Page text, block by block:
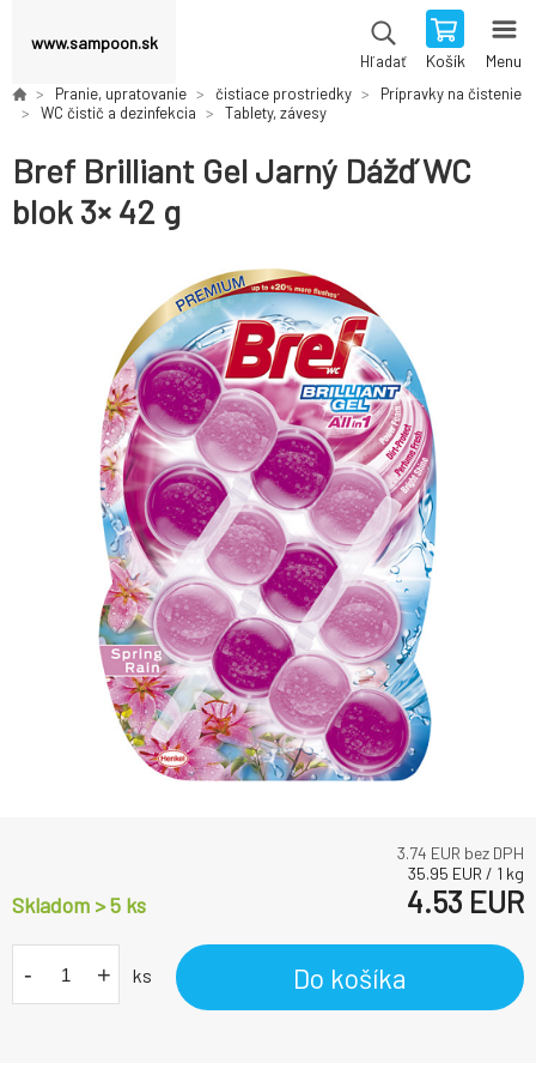
www.sampoon.sk
Hľadať Košík Menu
Pranie, upratovanie čistiace prostriedky
Prípravky na čistenie
WC čistič a dezinfekcia
Tablety, závesy
Bref Brilliant Gel Jarný Dážď WC
blok 3× 42 g
3.74 EUR bez DPH
35.95 EUR / 1 kg
Skladom > 5 ks 4.53 EUR
- + ks Do košíka